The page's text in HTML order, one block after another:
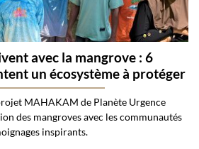
avec la mangrove : 6
un écosystème à protéger
MAHAKAM de Planète Urgence
des mangroves avec les communautés
inspirants.